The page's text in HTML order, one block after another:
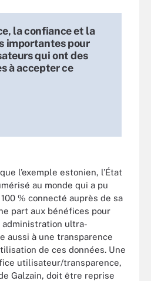
la confiance et la
importantes pour
qui ont des
à accepter ce
l’exemple estonien, l’État
au monde qui a pu
% connecté auprès de sa
part aux bénéfices pour
administration ultra-
aussi à une transparence
de ces données. Une
utilisateur/transparence,
Galzain, doit être reprise